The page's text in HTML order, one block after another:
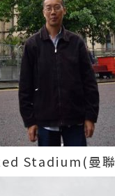
Stadium(曼聯